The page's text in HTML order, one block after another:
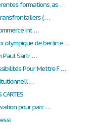
formations, as …
( …
int …
olympique de berlin e …
Paul Sartr …
Pour Mettre F …
…
pour parc …